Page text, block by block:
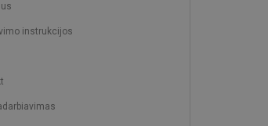
instrukcijos